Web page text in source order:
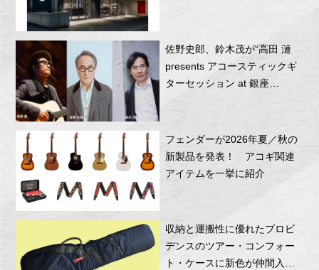
佐野史郎、鈴木茂が“高田 漣
presents アコースティックギ
ターセッション at 銀座
フェンダーが2026年夏／秋の
新製品を発表！ アコギ関連
アイテムを一挙に紹介
収納と運搬性に優れたプロビ
デンスのツアー・コンフォー
ト・ケースに新色が仲間入